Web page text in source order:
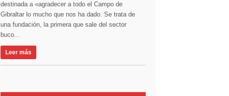
destinada a «agradecer a todo el Campo de
Gibraltar lo mucho que nos ha dado. Se trata de
una fundación, la primera que sale del sector
buco...
Leer más